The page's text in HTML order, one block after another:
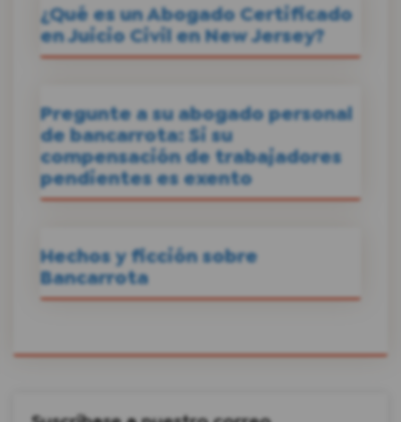
¿Qué es un Abogado Certificado
en Juicio Civil en New Jersey?
Pregunte a su abogado personal
de bancarrota: Si su
compensación de trabajadores
pendientes es exento
Hechos y ficción sobre
Bancarrota